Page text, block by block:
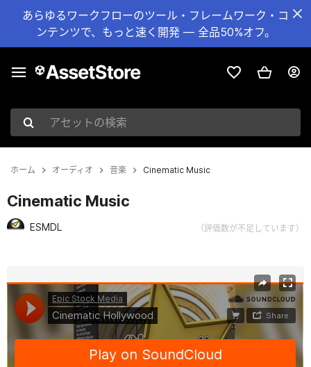
あらゆるワークフローのツール・フレームワーク・コ
ンテンツで、もっと速く開発 — 全品50%オフ。
アセットの検索
ホーム オーディオ 音楽 Cinematic Music
Cinematic Music
ESMDL （評価数が不足しています）